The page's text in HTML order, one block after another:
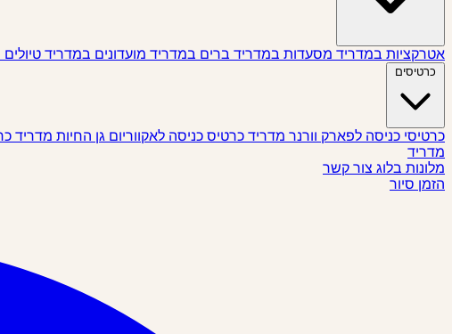
אטרקציות במדריד מסעדות במדריד ברים במדריד מועדונים במדריד
כרטיסים
כרטיסי כניסה לפארק וורנר מדריד כרטיס כניסה לאקווריום גן החיות מדריד
מדריד
מלונות בלוג צור קשר
הזמן סיור